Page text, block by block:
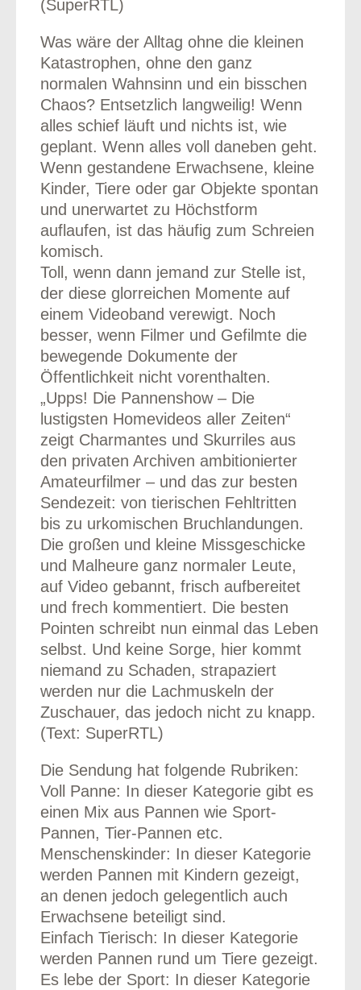
(SuperRTL)
Was wäre der Alltag ohne die kleinen
Katastrophen, ohne den ganz
normalen Wahnsinn und ein bisschen
Chaos? Entsetzlich langweilig! Wenn
alles schief läuft und nichts ist, wie
geplant. Wenn alles voll daneben geht.
Wenn gestandene Erwachsene, kleine
Kinder, Tiere oder gar Objekte spontan
und unerwartet zu Höchstform
auflaufen, ist das häufig zum Schreien
komisch.
Toll, wenn dann jemand zur Stelle ist,
der diese glorreichen Momente auf
einem Videoband verewigt. Noch
besser, wenn Filmer und Gefilmte die
bewegende Dokumente der
Öffentlichkeit nicht vorenthalten.
„Upps! Die Pannenshow – Die
lustigsten Homevideos aller Zeiten“
zeigt Charmantes und Skurriles aus
den privaten Archiven ambitionierter
Amateurfilmer – und das zur besten
Sendezeit: von tierischen Fehltritten
bis zu urkomischen Bruchlandungen.
Die großen und kleine Missgeschicke
und Malheure ganz normaler Leute,
auf Video gebannt, frisch aufbereitet
und frech kommentiert. Die besten
Pointen schreibt nun einmal das Leben
selbst. Und keine Sorge, hier kommt
niemand zu Schaden, strapaziert
werden nur die Lachmuskeln der
Zuschauer, das jedoch nicht zu knapp.
(Text: SuperRTL)
Die Sendung hat folgende Rubriken:
Voll Panne: In dieser Kategorie gibt es
einen Mix aus Pannen wie Sport-
Pannen, Tier-Pannen etc.
Menschenskinder: In dieser Kategorie
werden Pannen mit Kindern gezeigt,
an denen jedoch gelegentlich auch
Erwachsene beteiligt sind.
Einfach Tierisch: In dieser Kategorie
werden Pannen rund um Tiere gezeigt.
Es lebe der Sport: In dieser Kategorie